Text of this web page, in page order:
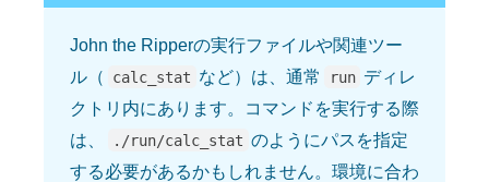
John the Ripperの実行ファイルや関連ツー
ル（
calc_stat など）は、通常 run ディレ
クトリ内にあります。コマンドを実行する際
は、
./run/calc_stat のようにパスを指定
する必要があるかもしれません。環境に合わ